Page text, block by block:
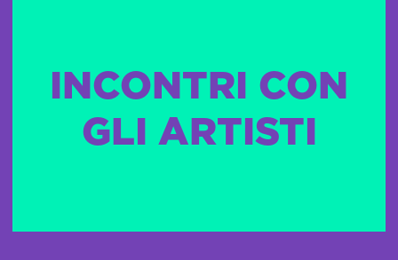
INCONTRI CON
GLI ARTISTI